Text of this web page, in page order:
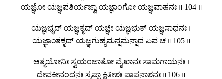
ಯಜ್ಞೋ ಯಜ್ಞಪತಿರ್ಯಜ್ವಾ ಯಜ್ಞಾಂಗೋ ಯಜ್ಞವಾಹನಃ ॥ 104 ॥
ಯಜ್ಞಭೃದ್ ಯಜ್ಞಕೃದ್ ಯಜ್ಞೀ ಯಜ್ಞಭುಕ್ ಯಜ್ಞಸಾಧನಃ ।
ಯಜ್ಞಾಂತಕೃದ್ ಯಜ್ಞಗುಹ್ಯಮನ್ನಮನ್ನಾದ ಏವ ಚ ॥ 105 ॥
ಆತ್ಮಯೋನಿಃ ಸ್ವಯಂಜಾತೋ ವೈಖಾನಃ ಸಾಮಗಾಯನಃ ।
ದೇವಕೀನಂದನಃ ಸ್ರಷ್ಟಾ ಕ್ಷಿತೀಶಃ ಪಾಪನಾಶನಃ ॥ 106 ॥